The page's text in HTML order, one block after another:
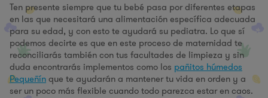
Ten presente siempre que tu bebé pasa por diferentes etapas
en las que necesitará una alimentación específica adecuada
para su edad, y con esto te ayudará su pediatra. Lo que sí
podemos decirte es que en este proceso de maternidad te
reconciliarás también con tus facultades de limpieza y sin
duda encontrarás implementos como los pañitos húmedos
Pequeñínque te ayudarán a mantener tu vida en orden y a
ser un poco más flexible cuando todo parezca estar en caos.